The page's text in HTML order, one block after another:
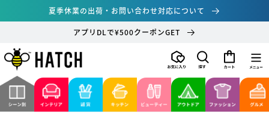
進む
夏季休業の出荷・お問い合わせ対応について
アプリDLで¥500クーポンGET
ー